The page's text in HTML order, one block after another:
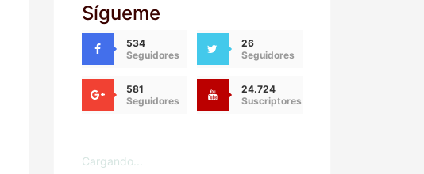
Sígueme
534
Seguidores
26
Seguidores
581
Seguidores
24.724
Suscriptores
Cargando...